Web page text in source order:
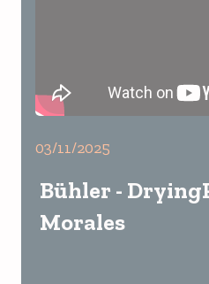
03/11/2025
Bühler -
Morales